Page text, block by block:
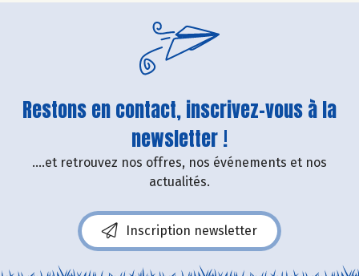
Restons en contact, inscrivez-vous à la
newsletter !
....et retrouvez nos offres, nos événements et nos
actualités.
Inscription newsletter